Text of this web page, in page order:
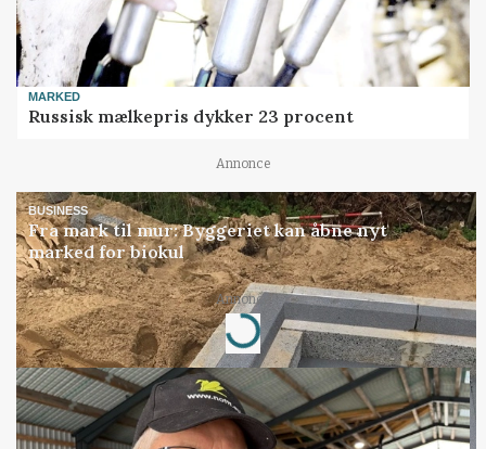
MARKED
Russisk mælkepris dykker 23 procent
Annonce
BUSINESS
Fra mark til mur: Byggeriet kan åbne nyt
marked for biokul
Annonce
Loading...